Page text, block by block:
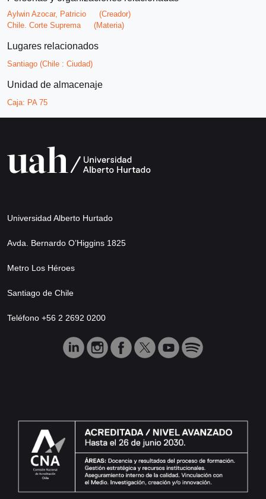
Aylwin Azocar, Patricio
(Creador)
Chile. Corte Suprema
(Materia)
Lugares relacionados
Santiago (Chile : Ciudad)
Unidad de almacenaje
Caja: PA 75
Universidad Alberto Hurtado
Avda. Bernardo O’Higgins 1825
Metro Los Héroes
Santiago de Chile
Teléfono +56 2 2692 0200